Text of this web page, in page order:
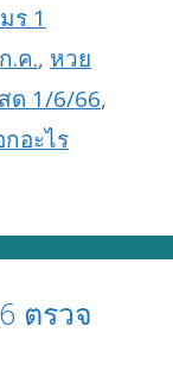
ร 1
.ค., หวย
ด 1/6/66,
อะไร
ตรวจ